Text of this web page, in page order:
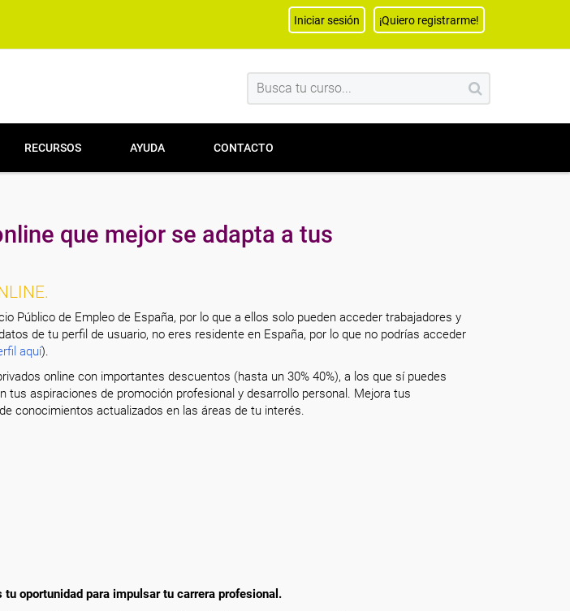
Iniciar sesión ¡Quiero registrarme!
RECURSOS AYUDA CONTACTO
que mejor se adapta a tus
Público de Empleo de España, por lo que a ellos solo pueden acceder trabajadores y
de tu perfil de usuario, no eres residente en España, por lo que no podrías acceder
aquí).
online con importantes descuentos (hasta un 30% 40%), a los que sí puedes
tus aspiraciones de promoción profesional y desarrollo personal. Mejora tus
conocimientos actualizados en las áreas de tu interés.
tu oportunidad para impulsar tu carrera profesional.